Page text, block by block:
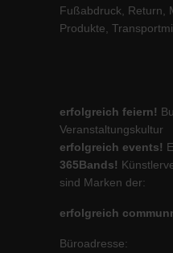
Fußabdruck, Return,
Produkte,
erfolgreich feiern!
Veranstaltungskultur
erfolgreich events!
365Bands!
sind Marken der:
erfolgreich
Büroadresse: